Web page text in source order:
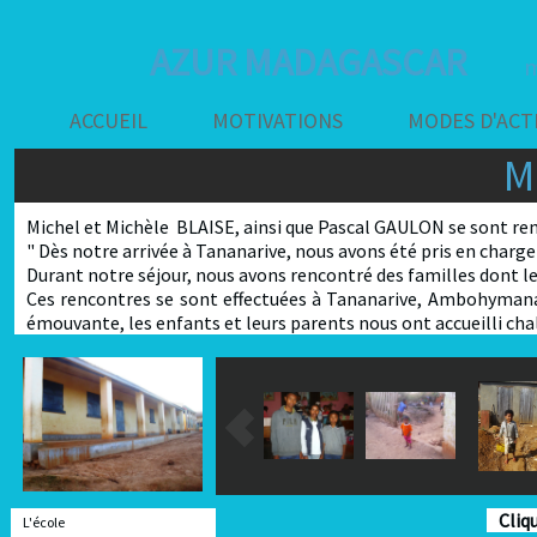
AZUR MADAGASCAR
ACCUEIL MOTIVATIONS MODES
Michel et Michèle BLAISE, ainsi que Pascal GAULON se sont
" Dès notre arrivée à Tananarive, nous avons été pris en
Durant notre séjour, nous avons rencontré des familles dont
Ces rencontres se sont effectuées à Tananarive,
émouvante, les enfants et leurs parents nous ont accueilli
L'école